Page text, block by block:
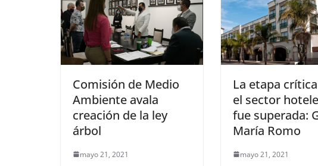
Comisión de Medio
Ambiente avala
creación de la ley
árbol
mayo 21, 2021
La etapa
el sector
fue superada:
María Romo
mayo 21, 2021